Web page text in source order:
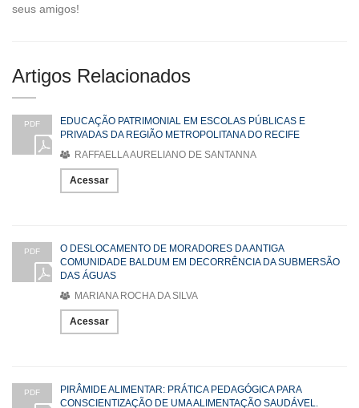
seus amigos!
Artigos Relacionados
PDF
EDUCAÇÃO PATRIMONIAL EM ESCOLAS PÚBLICAS E
PRIVADAS DA REGIÃO METROPOLITANA DO RECIFE
RAFFAELLA AURELIANO DE SANTANNA
Acessar
PDF
O DESLOCAMENTO DE MORADORES DA ANTIGA
COMUNIDADE BALDUM EM DECORRÊNCIA DA SUBMERSÃO
DAS ÁGUAS
MARIANA ROCHA DA SILVA
Acessar
PDF
PIRÂMIDE ALIMENTAR: PRÁTICA PEDAGÓGICA PARA
CONSCIENTIZAÇÃO DE UMA ALIMENTAÇÃO SAUDÁVEL.